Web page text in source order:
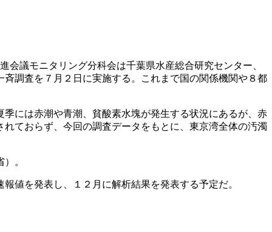
議モニタリング分科会は千葉県水産総合研究センター、
調査を７月２日に実施する。これまで国の関係機関や８都
には赤潮や青潮、貧酸素水塊が発生する状況にあるが、赤
ておらず、今回の調査データをもとに、東京湾全体の汚濁
。
値を発表し、１２月に解析結果を発表する予定だ。